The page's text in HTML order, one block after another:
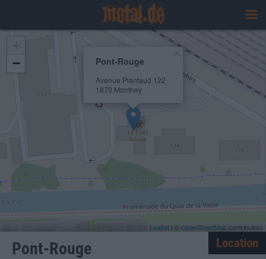
Pont-Rouge
Avenue Plantaud 122
1870 Monthey
−
Leaflet | ©OpenStreetMapcontributors
Pont-Rouge Location